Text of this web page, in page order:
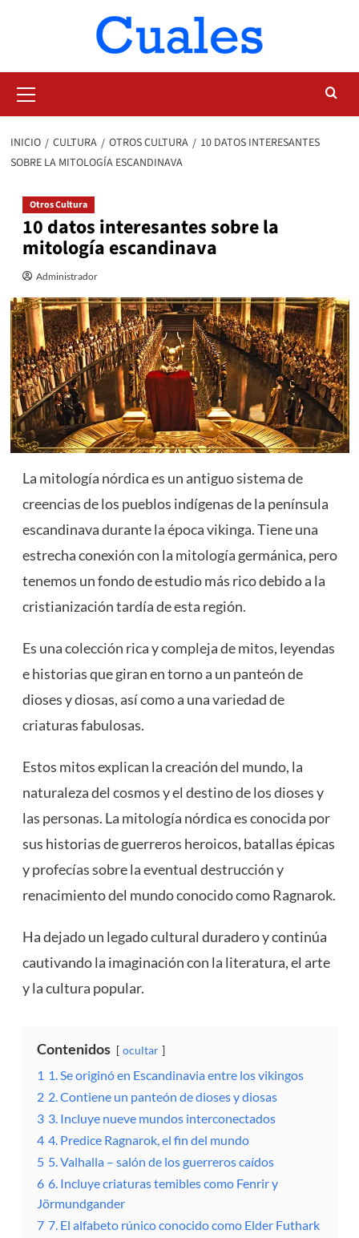
primario
INICIO CULTURA OTROS CULTURA
10 DATOS INTERESANTES
SOBRE LA MITOLOGÍA ESCANDINAVA
Otros Cultura
10 datos interesantes sobre la
mitología escandinava
Administrador
La mitología nórdica es un antiguo sistema de
creencias de los pueblos indígenas de la península
escandinava durante la época vikinga. Tiene una
estrecha conexión con la mitología germánica, pero
tenemos un fondo de estudio más rico debido a la
cristianización tardía de esta región.
Es una colección rica y compleja de mitos, leyendas
e historias que giran en torno a un panteón de
dioses y diosas, así como a una variedad de
criaturas fabulosas.
Estos mitos explican la creación del mundo, la
naturaleza del cosmos y el destino de los dioses y
las personas. La mitología nórdica es conocida por
sus historias de guerreros heroicos, batallas épicas
y profecías sobre la eventual destrucción y
renacimiento del mundo conocido como Ragnarok.
Ha dejado un legado cultural duradero y continúa
cautivando la imaginación con la literatura, el arte
y la cultura popular.
Contenidos ocultar
1 1. Se originó en Escandinavia entre los vikingos
2 2. Contiene un panteón de dioses y diosas
3 3. Incluye nueve mundos interconectados
4 4. Predice Ragnarok, el fin del mundo
5 5. Valhalla – salón de los guerreros caídos
6 6. Incluye criaturas temibles como Fenrir y
Jörmundgander
7 7. El alfabeto rúnico conocido como Elder Futhark